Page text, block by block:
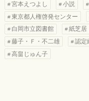
宮本えつよし
小説
東京都人権啓発センター
白岡市立図書館
紙芝居
藤子・Ｆ・不二雄
認定
高畠じゅん子